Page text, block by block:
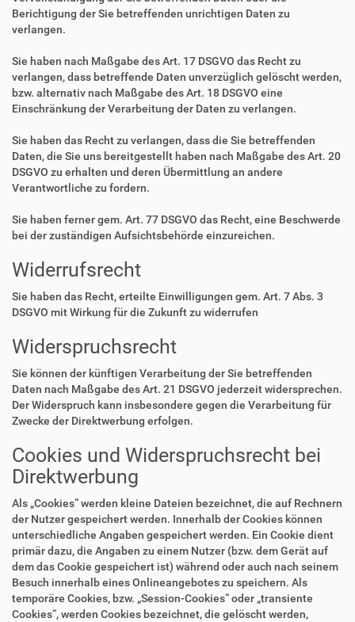
Berichtigung der Sie betreffenden unrichtigen Daten zu
verlangen.
Sie haben nach Maßgabe des Art. 17 DSGVO das Recht zu
verlangen, dass betreffende Daten unverzüglich gelöscht werden,
bzw. alternativ nach Maßgabe des Art. 18 DSGVO eine
Einschränkung der Verarbeitung der Daten zu verlangen.
Sie haben das Recht zu verlangen, dass die Sie betreffenden
Daten, die Sie uns bereitgestellt haben nach Maßgabe des Art. 20
DSGVO zu erhalten und deren Übermittlung an andere
Verantwortliche zu fordern.
Sie haben ferner gem. Art. 77 DSGVO das Recht, eine Beschwerde
bei der zuständigen Aufsichtsbehörde einzureichen.
Widerrufsrecht
Sie haben das Recht, erteilte Einwilligungen gem. Art. 7 Abs. 3
DSGVO mit Wirkung für die Zukunft zu widerrufen
Widerspruchsrecht
Sie können der künftigen Verarbeitung der Sie betreffenden
Daten nach Maßgabe des Art. 21 DSGVO jederzeit widersprechen.
Der Widerspruch kann insbesondere gegen die Verarbeitung für
Zwecke der Direktwerbung erfolgen.
Cookies und Widerspruchsrecht bei
Direktwerbung
Als „Cookies“ werden kleine Dateien bezeichnet, die auf Rechnern
der Nutzer gespeichert werden. Innerhalb der Cookies können
unterschiedliche Angaben gespeichert werden. Ein Cookie dient
primär dazu, die Angaben zu einem Nutzer (bzw. dem Gerät auf
dem das Cookie gespeichert ist) während oder auch nach seinem
Besuch innerhalb eines Onlineangebotes zu speichern. Als
temporäre Cookies, bzw. „Session-Cookies“ oder „transiente
Cookies“, werden Cookies bezeichnet, die gelöscht werden,